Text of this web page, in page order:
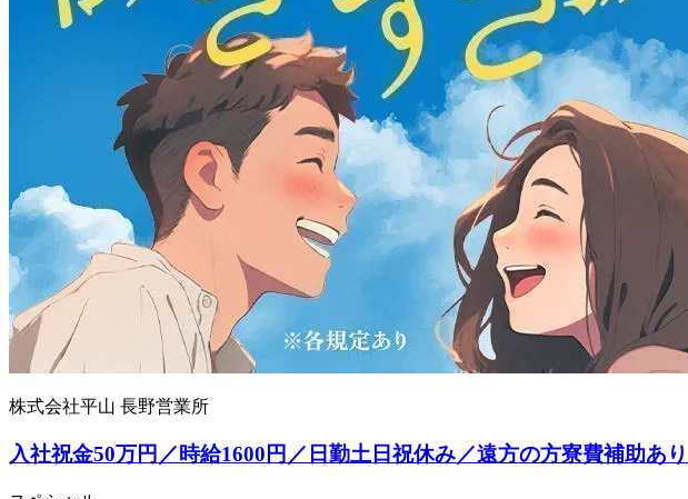
株式会社平山 長野営業所
入社祝金50万円／時給1600円／日勤土日祝休み／遠方の方寮費補助